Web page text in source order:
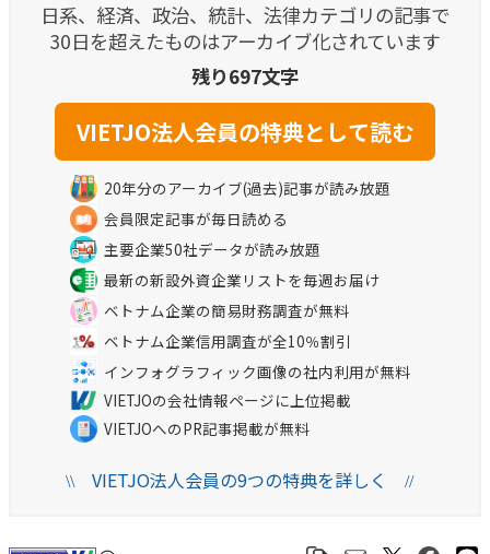
日系、経済、政治、統計、法律カテゴリの記事で
30日を超えたものはアーカイブ化されています
残り697文字
20年分のアーカイブ(過去)記事が読み放題
会員限定記事が毎日読める
主要企業50社データが読み放題
最新の新設外資企業リストを毎週お届け
ベトナム企業の簡易財務調査が無料
ベトナム企業信用調査が全10％割引
インフォグラフィック画像の社内利用が無料
VIETJOの会社情報ページに上位掲載
VIETJOへのPR記事掲載が無料
\\VIETJO法人会員の9つの特典を詳しく //